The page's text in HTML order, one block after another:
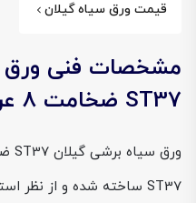
قیمت ورق سیاه گیلان
مشخصات فنی ورق
ST37 ضخامت 8 عرض 1250